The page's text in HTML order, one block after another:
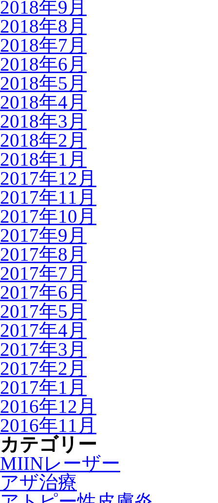
2018年9月
2018年8月
2018年7月
2018年6月
2018年5月
2018年4月
2018年3月
2018年2月
2018年1月
2017年12月
2017年11月
2017年10月
2017年9月
2017年8月
2017年7月
2017年6月
2017年5月
2017年4月
2017年3月
2017年2月
2017年1月
2016年12月
2016年11月
カテゴリー
MIINレーザー
アザ治療